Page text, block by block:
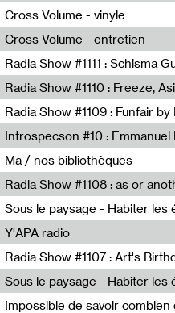
Esther Meunier Corfdyr
Cross Volume - vinyle
Cross Volume - entretien
Resonance
Radio WORM
Jet FM
Introspecson #10 : Emmanuel
Pierre Henry,Emmanuel Parent
Ma / nos bibliothèques
Radio Zero
Nastassja Martin
Y'APA radio
Pierrick Mouton
Radio Helsinki
Nastassja Martin